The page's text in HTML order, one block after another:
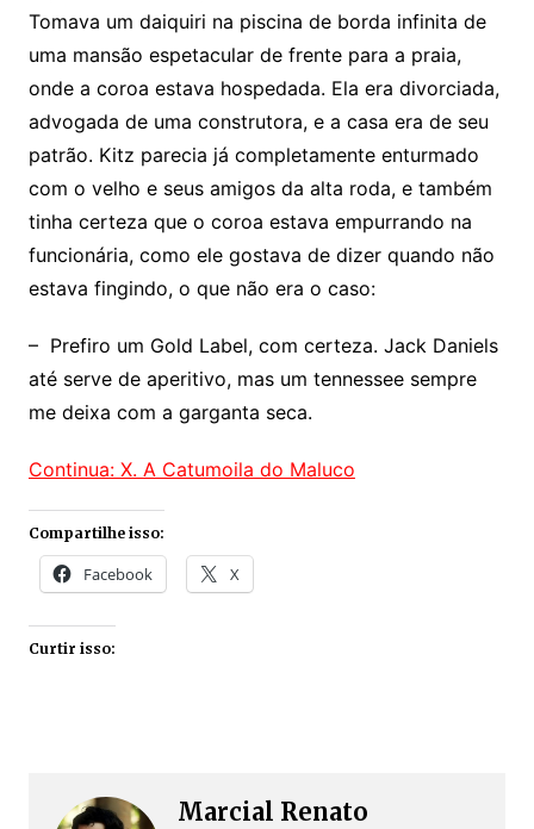
Tomava um daiquiri na piscina de borda infinita de
uma mansão espetacular de frente para a praia,
onde a coroa estava hospedada. Ela era divorciada,
advogada de uma construtora, e a casa era de seu
patrão. Kitz parecia já completamente enturmado
com o velho e seus amigos da alta roda, e também
tinha certeza que o coroa estava empurrando na
funcionária, como ele gostava de dizer quando não
estava fingindo, o que não era o caso:
– Prefiro um Gold Label, com certeza. Jack Daniels
até serve de aperitivo, mas um tennessee sempre
me deixa com a garganta seca.
Continua: X. A Catumoila do Maluco
Compartilhe isso:
Facebook X
Curtir isso:
Marcial Renato